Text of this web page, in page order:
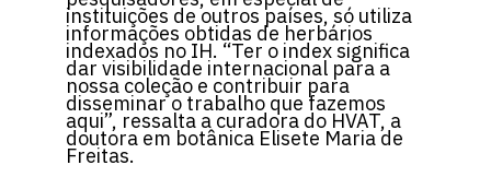
instituições de outros países, só utiliza
informações obtidas de herbários
indexados no IH. “Ter o index significa
dar visibilidade internacional para a
nossa coleção e contribuir para
disseminar o trabalho que fazemos
aqui”, ressalta a curadora do HVAT, a
doutora em botânica Elisete Maria de
Freitas.